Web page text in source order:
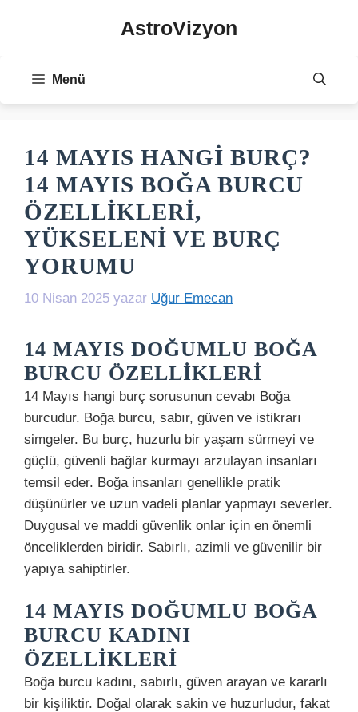
AstroVizyon
Menü
14 MAYIS HANGI BURÇ?
14 MAYIS BOĞA BURCU
ÖZELLIKLERI,
YÜKSELENI VE BURÇ
YORUMU
10 Nisan 2025 yazar Uğur Emecan
14 MAYIS DOĞUMLU BOĞA
BURCU ÖZELLIKLERI
14 Mayıs hangi burç sorusunun cevabı Boğa
burcudur. Boğa burcu, sabır, güven ve istikrarı
simgeler. Bu burç, huzurlu bir yaşam sürmeyi ve
güçlü, güvenli bağlar kurmayı arzulayan insanları
temsil eder. Boğa insanları genellikle pratik
düşünürler ve uzun vadeli planlar yapmayı severler.
Duygusal ve maddi güvenlik onlar için en önemli
önceliklerden biridir. Sabırlı, azimli ve güvenilir bir
yapıya sahiptirler.
14 MAYIS DOĞUMLU BOĞA
BURCU KADINI
ÖZELLIKLERI
Boğa burcu kadını, sabırlı, güven arayan ve kararlı
bir kişiliktir. Doğal olarak sakin ve huzurludur, fakat